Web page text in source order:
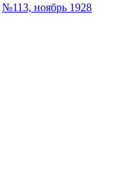
№113, ноябрь 1928